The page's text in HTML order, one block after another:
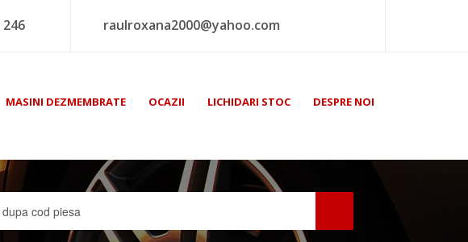
246 raulroxana2000@yahoo.com
MASINI DEZMEMBRATE OCAZII LICHIDARI STOC DESPRE NOI